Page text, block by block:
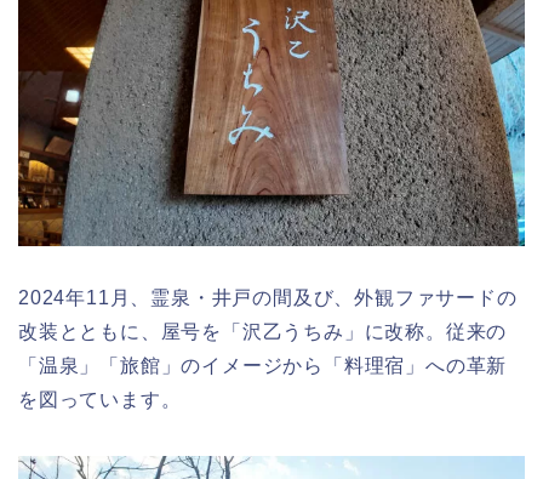
2024年11月、霊泉・井戸の間及び、外観ファサードの
改装とともに、屋号を「沢乙うちみ」に改称。従来の
「温泉」「旅館」のイメージから「料理宿」への革新
を図っています。